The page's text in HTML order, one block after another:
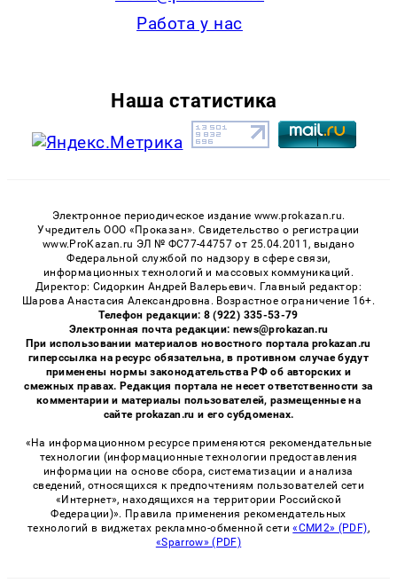
Работа у нас
Наша статистика
Электронное периодическое издание www.prokazan.ru.
Учредитель ООО «Проказан». Cвидетельство о регистрации
www.ProKazan.ru ЭЛ № ФС77-44757 от 25.04.2011, выдано
Федеральной службой по надзору в сфере связи,
информационных технологий и массовых коммуникаций.
Директор: Сидоркин Андрей Валерьевич. Главный редактор:
Шарова Анастасия Александровна. Возрастное ограничение 16+.
Телефон редакции: 8 (922) 335-53-79
Электронная почта редакции: news@prokazan.ru
При использовании материалов новостного портала prokazan.ru
гиперссылка на ресурс обязательна, в противном случае будут
применены нормы законодательства РФ об авторских и
смежных правах. Редакция портала не несет ответственности за
комментарии и материалы пользователей, размещенные на
сайте prokazan.ru и его субдоменах.
«На информационном ресурсе применяются рекомендательные
технологии (информационные технологии предоставления
информации на основе сбора, систематизации и анализа
сведений, относящихся к предпочтениям пользователей сети
«Интернет», находящихся на территории Российской
Федерации)». Правила применения рекомендательных
технологий в виджетах рекламно-обменной сети«СМИ2» (PDF),
«Sparrow» (PDF)